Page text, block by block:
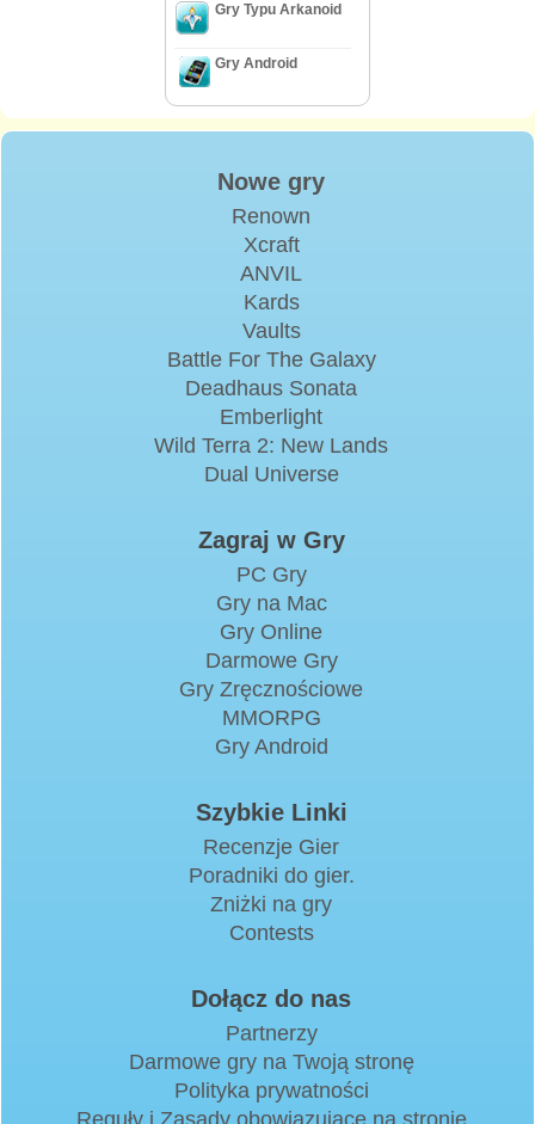
Gry Typu Arkanoid
Gry Android
Nowe gry
Renown
Xcraft
ANVIL
Kards
Vaults
Battle For The Galaxy
Deadhaus Sonata
Emberlight
Wild Terra 2: New Lands
Dual Universe
Zagraj w Gry
PC Gry
Gry na Mac
Gry Online
Darmowe Gry
Gry Zręcznościowe
MMORPG
Gry Android
Szybkie Linki
Recenzje Gier
Poradniki do gier.
Zniżki na gry
Contests
Dołącz do nas
Partnerzy
Darmowe gry na Twoją stronę
Polityka prywatności
Reguły i Zasady obowiązujące na stronie